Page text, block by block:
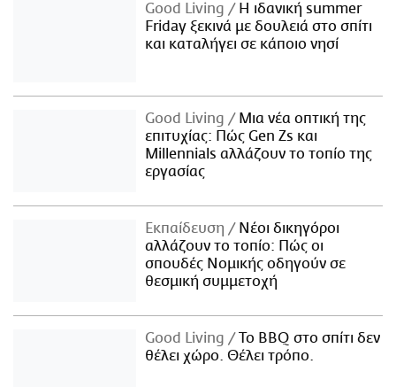
Good Living
Η ιδανική summer
Friday ξεκινά με δουλειά στο σπίτι
και καταλήγει σε κάποιο νησί
Good Living
Μια νέα οπτική της
επιτυχίας: Πώς Gen Zs και
Millennials αλλάζουν το τοπίο της
εργασίας
Εκπαίδευση
Νέοι δικηγόροι
αλλάζουν το τοπίο: Πώς οι
σπουδές Νομικής οδηγούν σε
θεσμική συμμετοχή
Good Living
Το BBQ στο σπίτι δεν
θέλει χώρο. Θέλει τρόπο.